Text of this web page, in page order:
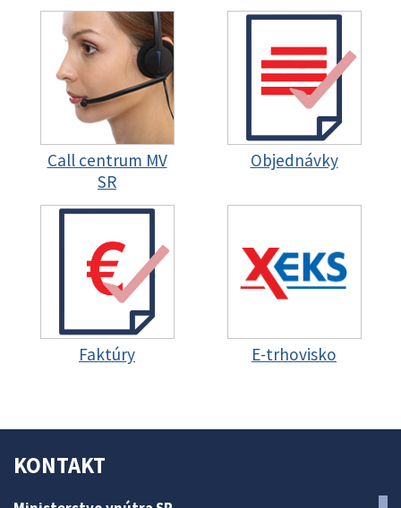
Call centrum MV
SR
Objednávky
Faktúry E-trhovisko
KONTAKT